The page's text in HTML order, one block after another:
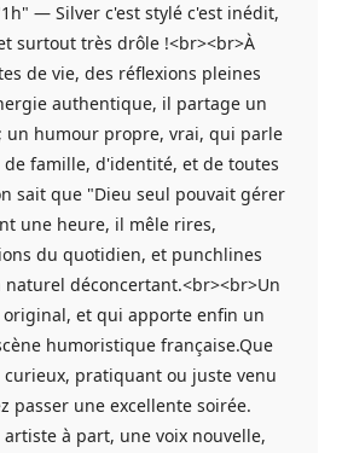
— Silver c'est stylé c'est inédit,
surtout très drôle !<br><br>À
de vie, des réflexions pleines
authentique, il partage un
humour propre, vrai, qui parle
famille, d'identité, et de toutes
sait que "Dieu seul pouvait gérer
une heure, il mêle rires,
du quotidien, et punchlines
déconcertant.<br><br>Un
original, et qui apporte enfin un
humoristique française.Que
curieux, pratiquant ou juste venu
passer une excellente soirée.
à part, une voix nouvelle,